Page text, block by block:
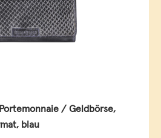
/ Geldbörse,
blau